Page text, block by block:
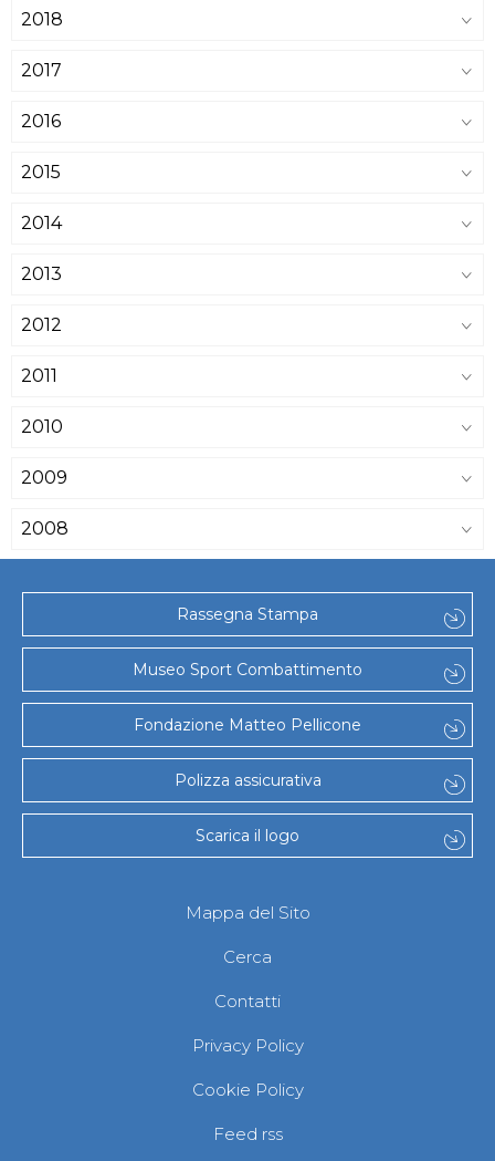
2018
2017
2016
2015
2014
2013
2012
2011
2010
2009
2008
Rassegna Stampa
Museo Sport Combattimento
Fondazione Matteo Pellicone
Polizza assicurativa
Scarica il logo
Mappa del Sito
Cerca
Contatti
Privacy Policy
Cookie Policy
Feed rss